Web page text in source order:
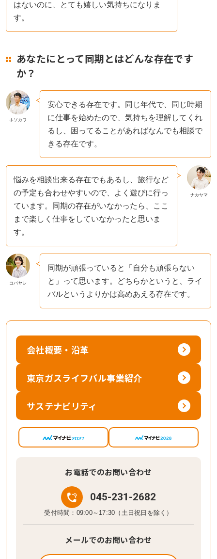
はないのに、とても嬉しい気持ちになりま
す。
あなたにとって同期とはどんな存在です
か？
ホソカワ
安心できる存在です。同じ年代で、同じ時期
に仕事を始めたので、気持ちを理解してくれ
るし、困ってることがあればなんでも相談で
きる存在です。
ナカヤマ
悩みを相談出来る存在でもあるし、旅行など
の予定も合わせやすいので、よく遊びに行っ
ています。同期の存在がいなかったら、ここ
まで楽しく仕事をしていなかったと思いま
す。
コバヤシ
同期が頑張っていると「自分も頑張らない
と」って思います。どちらかというと、ライ
バルというよりかは高めあえる存在です。
会社概要・沿革
東京ガスライフバル事業紹介
サステナビリティ
お電話でのお問い合わせ
045-231-2682
受付時間：09:00～17:30（土日祝日を除く）
メールでのお問い合わせ